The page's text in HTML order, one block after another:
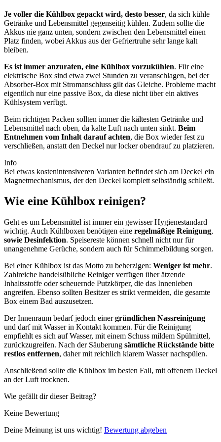
Je voller die Kühlbox gepackt wird, desto besser, da sich kühle
Getränke und Lebensmittel gegenseitig kühlen. Zudem sollte die
Akkus nie ganz unten, sondern zwischen den Lebensmittel einen
Platz finden, wobei Akkus aus der Gefriertruhe sehr lange kalt
bleiben.
Es ist immer anzuraten, eine Kühlbox vorzukühlen. Für eine
elektrische Box sind etwa zwei Stunden zu veranschlagen, bei der
Absorber-Box mit Stromanschluss gilt das Gleiche. Probleme macht
eigentlich nur eine passive Box, da diese nicht über ein aktives
Kühlsystem verfügt.
Beim richtigen Packen sollten immer die kältesten Getränke und
Lebensmittel nach oben, da kalte Luft nach unten sinkt. Beim
Entnehmen vom Inhalt darauf achten, die Box wieder fest zu
verschließen, anstatt den Deckel nur locker obendrauf zu platzieren.
Info
Bei etwas kostenintensiveren Varianten befindet sich am Deckel ein
Magnetmechanismus, der den Deckel komplett selbständig schließt.
Wie eine Kühlbox reinigen?
Geht es um Lebensmittel ist immer ein gewisser Hygienestandard
wichtig. Auch Kühlboxen benötigen eine regelmäßige Reinigung,
sowie Desinfektion. Speisereste können schnell nicht nur für
unangenehme Gerüche, sondern auch für Schimmelbildung sorgen.
Bei einer Kühlbox ist das Motto zu beherzigen: Weniger ist mehr.
Zahlreiche handelsübliche Reiniger verfügen über ätzende
Inhaltsstoffe oder scheuernde Putzkörper, die das Innenleben
angreifen. Ebenso sollten Besitzer es strikt vermeiden, die gesamte
Box einem Bad auszusetzen.
Der Innenraum bedarf jedoch einergründlichen Nassreinigung
und darf mit Wasser in Kontakt kommen. Für die Reinigung
empfiehlt es sich auf Wasser, mit einem Schuss mildem Spülmittel,
zurückzugreifen. Nach der Säuberung sämtliche Rückstände bitte
restlos entfernen, daher mit reichlich klarem Wasser nachspülen.
Anschließend sollte die Kühlbox im besten Fall, mit offenem Deckel
an der Luft trocknen.
Wie gefällt dir dieser Beitrag?
Keine Bewertung
Deine Meinung ist uns wichtig! Bewertung abgeben